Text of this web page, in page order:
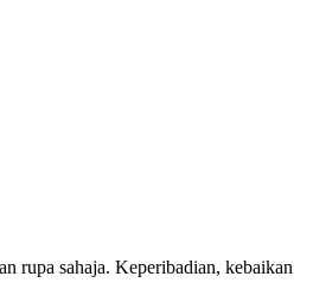
rupa sahaja. Keperibadian, kebaikan